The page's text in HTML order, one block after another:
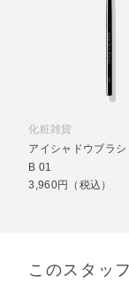
化粧雑貨
アイシャドウブラシ
B 01
3,960円（税込）
このスタッ